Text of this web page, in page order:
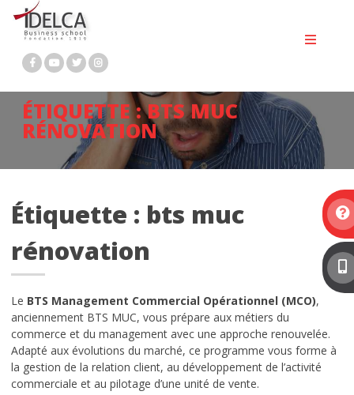
Passer
contenu
ÉTIQUETTE :BTS MUC
RÉNOVATION
Étiquette : bts muc
rénovation
Le BTS Management Commercial Opérationnel (MCO),
anciennement BTS MUC, vous prépare aux métiers du
commerce et du management avec une approche renouvelée.
Adapté aux évolutions du marché, ce programme vous forme à
la gestion de la relation client, au développement de l’activité
commerciale et au pilotage d’une unité de vente.
BTS MCO
BTS NDRC
BTS PROFESSIONS IMMOBILIÈRES
BACHELOR MARKETING DIGITAL
Bachelor immobilier
MASTÈRE 1 MARKETING DIGITAL ET
COMMUNICATION
MASTÈRE 2 MARKETING DIGITAL
MASTÈRE 2 RESSOURCES HUMAINES
DCG – Diplôme Comptabilité et Gestion